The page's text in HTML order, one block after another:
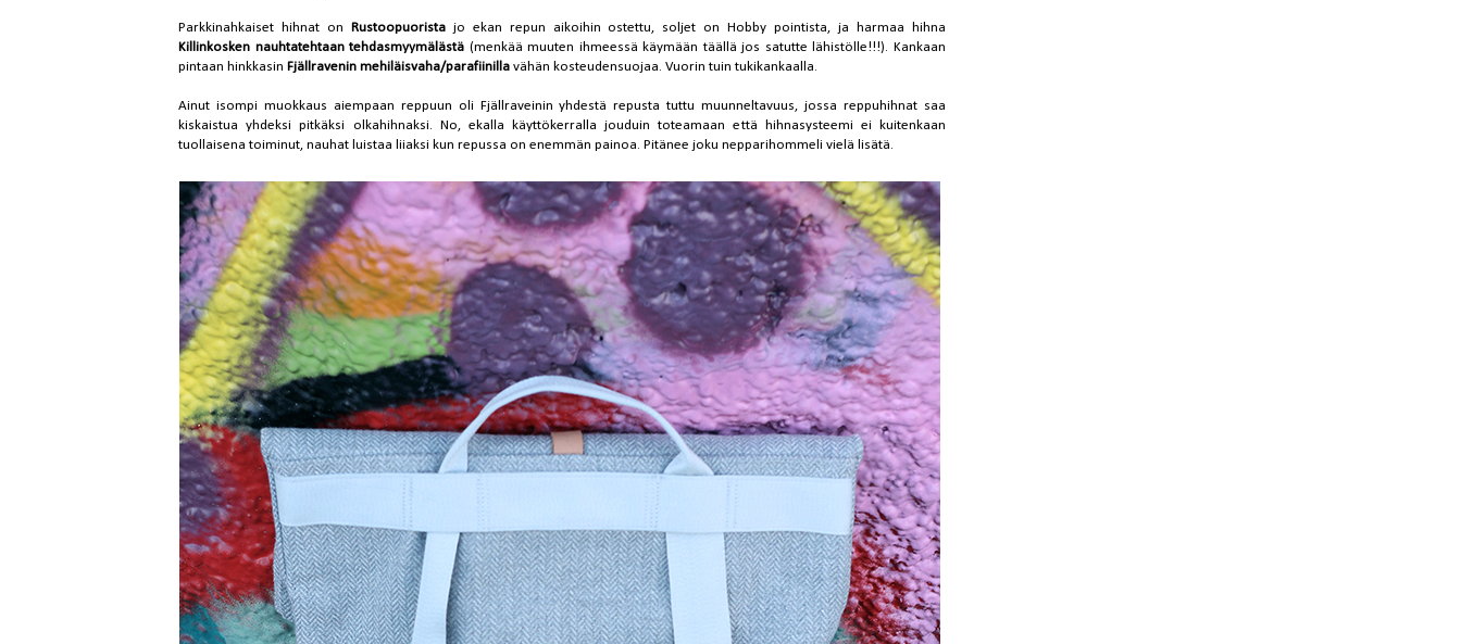
Parkkinahkaiset hihnat on Rustoopuoristajo ekan repun aikoihin ostettu, soljet on Hobby pointista, ja harmaa hihna
Killinkosken nauhtatehtaan tehdasmyymälästä (menkää muuten ihmeessä käymään täällä jos satutte lähistölle!!!). Kankaan
pintaan hinkkasin Fjällravenin mehiläisvaha/parafiinilla vähän kosteudensuojaa. Vuorin tuin tukikankaalla.
Ainut isompi muokkaus aiempaan reppuun oli Fjällraveinin yhdestä repusta tuttu muunneltavuus, jossa reppuhihnat saa
kiskaistua yhdeksi pitkäksi olkahihnaksi. No, ekalla käyttökerralla jouduin toteamaan että hihnasysteemi ei kuitenkaan
tuollaisena toiminut, nauhat luistaa liiaksi kun repussa on enemmän painoa. Pitänee joku nepparihommeli vielä lisätä.